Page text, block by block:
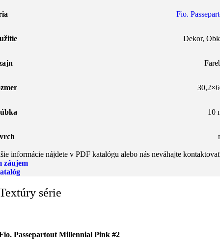
Fio.
Dekor,
10
informácie nájdete v PDF katalógu alebo nás neváhajte
záujem
série
Passepartout Millennial Pink #2